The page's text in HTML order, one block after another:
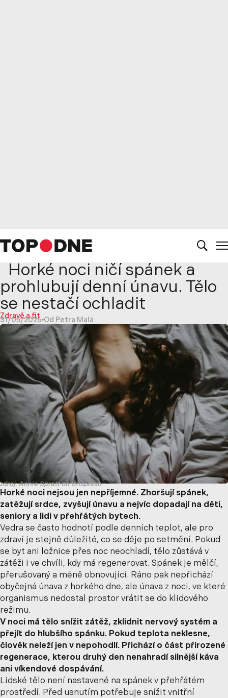
Horké noci ničí spánek a
prohlubují denní únavu. Tělo
se nestačí ochladit
Zdravě a fit
31/05/2026 Od Petra Malá
zdroj: Annie Spratt on Unsplash
Horké noci nejsou jen nepříjemné. Zhoršují spánek,
zatěžují srdce, zvyšují únavu a nejvíc dopadají na děti,
seniory a lidi v přehřátých bytech.
Vedra se často hodnotí podle denních teplot, ale pro
zdraví je stejně důležité, co se děje po setmění. Pokud
se byt ani ložnice přes noc neochladí, tělo zůstává v
zátěži i ve chvíli, kdy má regenerovat. Spánek je mělčí,
přerušovaný a méně obnovující. Ráno pak nepřichází
obyčejná únava z horkého dne, ale únava z noci, ve které
organismus nedostal prostor vrátit se do klidového
režimu.
V noci má tělo snížit zátěž, zklidnit nervový systém a
přejít do hlubšího spánku. Pokud teplota neklesne,
člověk neleží jen v nepohodlí. Přichází o část přirozené
regenerace, kterou druhý den nenahradí silnější káva
ani víkendové dospávání.
Lidské tělo není nastavené na spánek v přehřátém
prostředí. Před usnutím potřebuje snížit vnitřní